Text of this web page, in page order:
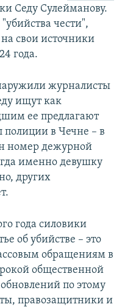
Седу Сулейманову.
чести",
свои источники
года.
журналисты
ищут как
ее предлагают
полиции в Чечне – в
номер дежурной
именно девушку
других
года силовики
об убийстве – это
обращениям в
общественной
по этому
правозащитники и